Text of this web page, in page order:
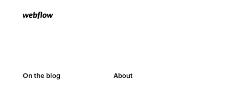
On the blog About